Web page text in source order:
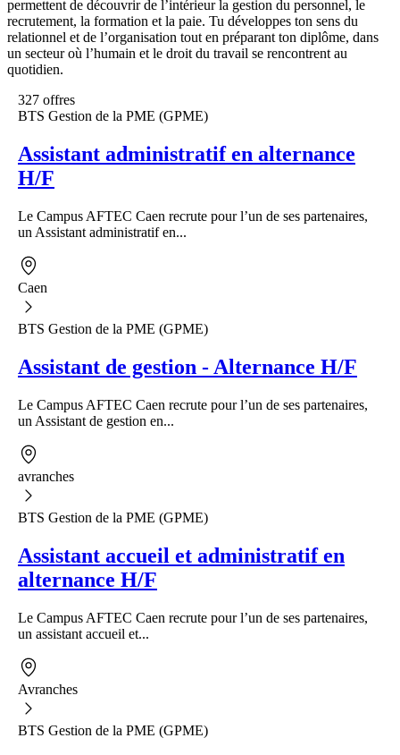
permettent de découvrir de l’intérieur la gestion du personnel, le
recrutement, la formation et la paie. Tu développes ton sens du
relationnel et de l’organisation tout en préparant ton diplôme, dans
un secteur où l’humain et le droit du travail se rencontrent au
quotidien.
327 offres
BTS Gestion de la PME (GPME)
Assistant administratif en alternance
H/F
Le Campus AFTEC Caen recrute pour l’un de ses partenaires,
un Assistant administratif en...
Caen
BTS Gestion de la PME (GPME)
Assistant de gestion - Alternance H/F
Le Campus AFTEC Caen recrute pour l’un de ses partenaires,
un Assistant de gestion en...
avranches
BTS Gestion de la PME (GPME)
Assistant accueil et administratif en
alternance H/F
Le Campus AFTEC Caen recrute pour l’un de ses partenaires,
un assistant accueil et...
Avranches
BTS Gestion de la PME (GPME)